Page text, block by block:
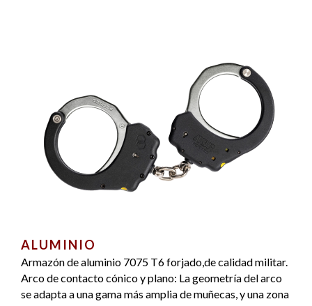
ALUMINIO
Armazón de aluminio 7075 T6 forjado,de calidad militar.
Arco de contacto cónico y plano: La geometría del arco
se adapta a una gama más amplia de muñecas, y una zona